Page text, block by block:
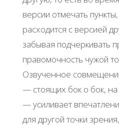
версии отмечать
расходится с версией
забывая подчеркивать
правомочность чужой
Озвученное
— стоящих бок о бок,
— усиливает
для другой точки